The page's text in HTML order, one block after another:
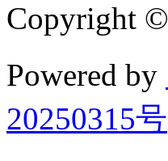
Copyright
Powered by
20250315号